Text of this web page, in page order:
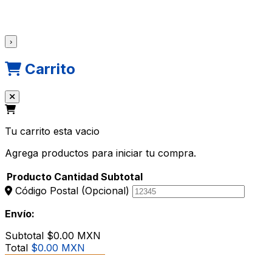
›
Carrito
Tu carrito esta vacio
Agrega productos para iniciar tu compra.
Producto Cantidad Subtotal
Código Postal (Opcional)
Envío:
Subtotal $0.00 MXN
Total $0.00 MXN